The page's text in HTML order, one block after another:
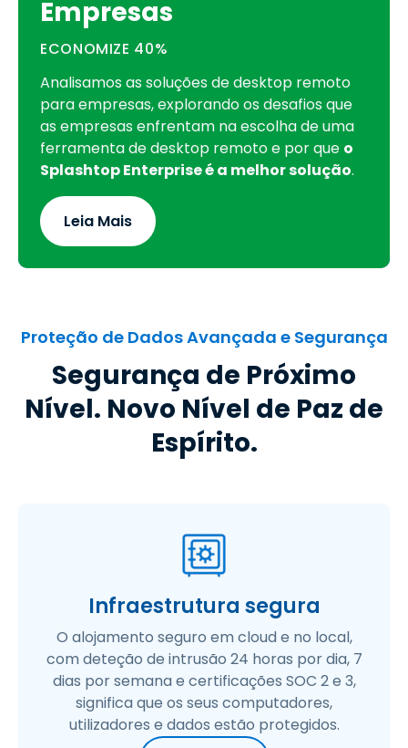
Empresas
ECONOMIZE 40%
Analisamos as soluções de desktop remoto
para empresas, explorando os desafios que
as empresas enfrentam na escolha de uma
ferramenta de desktop remoto e por que o
Splashtop Enterprise é a melhor solução.
Leia Mais
Proteção de Dados Avançada e Segurança
Segurança de Próximo
Nível. Novo Nível de Paz de
Espírito.
Infraestrutura segura
O alojamento seguro em cloud e no local,
com deteção de intrusão 24 horas por dia, 7
dias por semana e certificações SOC 2 e 3,
significa que os seus computadores,
utilizadores e dados estão protegidos.